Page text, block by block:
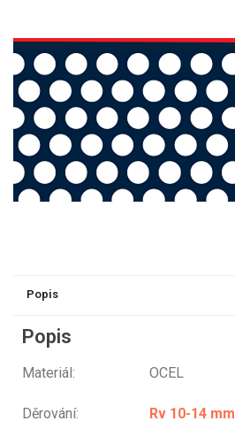
Popis
Popis
Materiál: OCEL
Děrování: Rv 10-14 mm